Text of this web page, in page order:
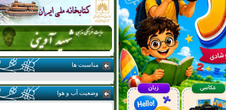
مناسبت ها
وضعیت آب و هوا